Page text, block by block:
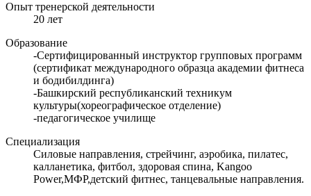
Опыт тренерской деятельности
20 лет
Образование
-Сертифицированный инструктор групповых программ
(сертификат международного образца академии фитнеса
и бодибилдинга)
-Башкирский республиканский техникум
культуры(хореографическое отделение)
-педагогическое училище
Специализация
Силовые направления, стрейчинг, аэробика, пилатес,
калланетика, фитбол, здоровая спина, Kangoo
Power,МФР,детский фитнес, танцевальные направления.